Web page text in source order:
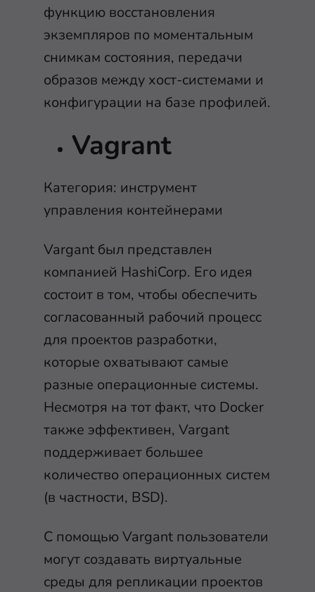
функцию восстановления
экземпляров по моментальным
снимкам состояния, передачи
образов между хост-системами и
конфигурации на базе профилей.
Vagrant
Категория: инструмент
управления контейнерами
Vargant был представлен
компанией HashiCorp. Его идея
состоит в том, чтобы обеспечить
согласованный рабочий процесс
для проектов разработки,
которые охватывают самые
разные операционные системы.
Несмотря на тот факт, что Docker
также эффективен, Vargant
поддерживает большее
количество операционных систем
(в частности, BSD).
С помощью Vargant пользователи
могут создавать виртуальные
среды для репликации проектов